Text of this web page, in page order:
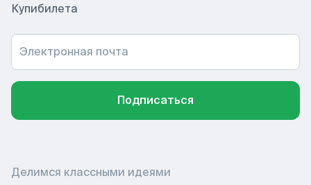
Купибилета
Электронная почта
Подписаться
Делимся классными идеями